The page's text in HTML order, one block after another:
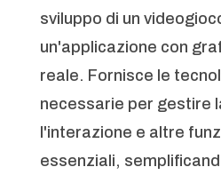
sviluppo di un
un'applicazione con
reale. Fornisce le
necessarie per gestire
l'interazione e altre
essenziali,